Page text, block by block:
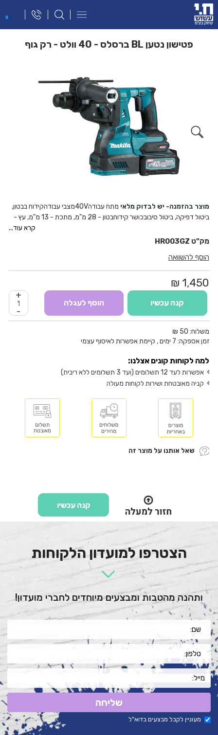
0
פתח
פטישון נטען BL ברסלס - 40 וולט - רק גוף
מוצר בהזמנה- יש לבדוק מלאי
מתח עבודה40Vמצבי עבודהקידוח בבטון,
ביטול דפיקה, ביטול סיבובכושר קידוחבטון - 28 מ"מ, מתכת - 13 מ"מ, עץ -
32 מ"מ, כוס - 54 מ"מ, כוס יהלום - 65 מ"ממהירות0-980 סל"דהלימות0-
5000עצמת הלימה2.8Jמשקל3.9 ק"גכללימק"ט
קרא עוד...
הוסף להשוואה
1,450 ₪
-
+
הוסף לעגלה קנה עכשיו
משלוח: 50 ₪
זמן אספקה: 7 ימים , קיימת אפשרות לאיסוף עצמי
למה לקוחות קונים אצלנו:
אפשרות לעד 12 תשלומים (ועד 3 תשלומים ללא ריבית)
קניה מאובטחת ושירות לקוחות מעולה
שאל אותנו על מוצר זה
קנה עכשיו
הצטרפו למועדון הלקוחות
ותהנה מהטבות ומבצעים מיוחדים לחברי מועדון!
שליחה
מעוניין לקבל מבצעים בדוא"ל